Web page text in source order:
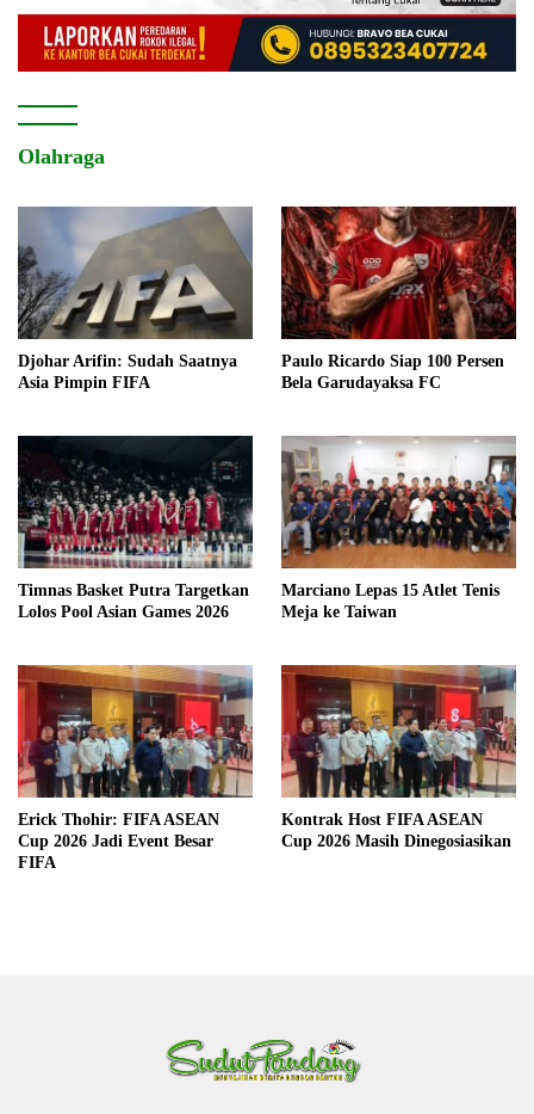
Olahraga
Djohar Arifin: Sudah Saatnya
Asia Pimpin FIFA
Paulo Ricardo Siap 100 Persen
Bela Garudayaksa FC
Timnas Basket Putra Targetkan
Lolos Pool Asian Games 2026
Marciano Lepas 15 Atlet Tenis
Meja ke Taiwan
Erick Thohir: FIFA ASEAN
Cup 2026 Jadi Event Besar
FIFA
Kontrak Host FIFA ASEAN
Cup 2026 Masih Dinegosiasikan